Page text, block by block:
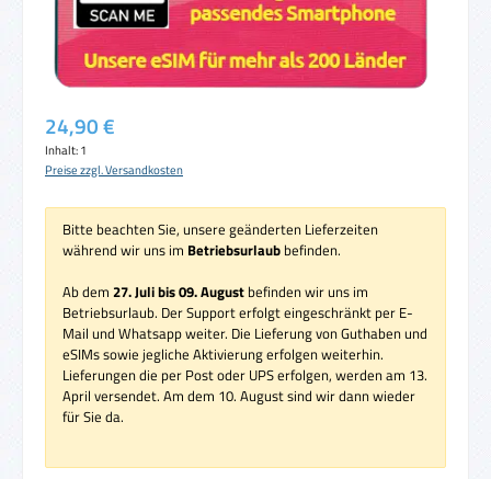
Regulärer Preis:
24,90 €
Inhalt:1
Preise zzgl. Versandkosten
Bitte beachten Sie, unsere geänderten Lieferzeiten
während wir uns im Betriebsurlaub befinden.
Ab dem 27. Juli bis 09. August befinden wir uns im
Betriebsurlaub. Der Support erfolgt eingeschränkt per E-
Mail und Whatsapp weiter. Die Lieferung von Guthaben und
eSIMs sowie jegliche Aktivierung erfolgen weiterhin.
Lieferungen die per Post oder UPS erfolgen, werden am 13.
April versendet. Am dem 10. August sind wir dann wieder
für Sie da.